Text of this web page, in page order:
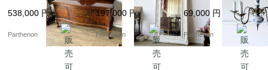
く、空間を優雅に彩る
チッペンデール様式の
サイドボード【ds43-
538,000 円
Parthenon
を優雅に彩るアンティ
ーク調の大型スタンド
ミラー【fo244】
197,000 円
Parthenon
トラスト。爽やかな気
品を漂わせる陶器製5灯
式シャンデリア【sy47
6】
69,000 円
Parthenon